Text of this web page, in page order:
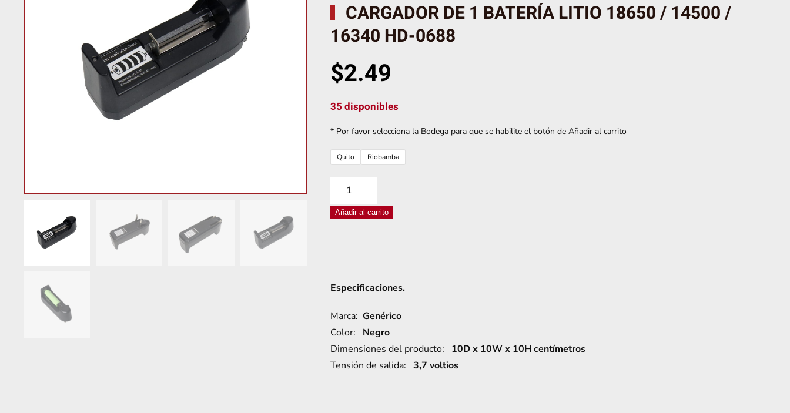
CARGADOR DE 1 BATERÍA LITIO 18650 / 14500 /
16340 HD-0688
$2.49
35 disponibles
* Por favor selecciona la Bodega para que se habilite el botón de Añadir al carrito
Quito Riobamba
CARGADOR
1
/
/
16340
HD-
0688
Añadir al carrito
Especificaciones.
Marca: Genérico
Color: Negro
Dimensiones del producto: 10D x 10W x 10H centímetros
Tensión de salida: 3,7 voltios